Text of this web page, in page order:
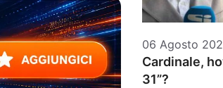
06 Agosto
Cardinale,
31”?